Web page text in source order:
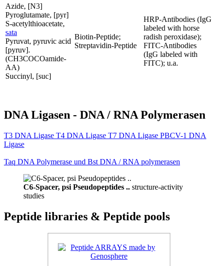
Azide, [N3]
Pyroglutamate, [pyr]
S-acetylthioacetate,
sata
Pyruvat, pyruvic acid
[pyruv].
(CH3COCOamide-
AA)
Succinyl, [suc]
Biotin-Peptide;
Streptavidin-Peptide
HRP-Antibodies (IgG
labeled with horse
radish peroxidase);
FITC-Antibodies
(IgG labeled with
FITC); u.a.
DNA Ligasen - DNA / RNA Polymerasen
T3 DNA Ligase T4 DNA Ligase T7 DNA Ligase PBCV-1 DNA
Ligase
Taq DNA Polymerase und Bst DNA / RNA polymerasen
C6-Spacer, psi Pseudopeptides .. structure-activity
studies
Peptide libraries & Peptide pools